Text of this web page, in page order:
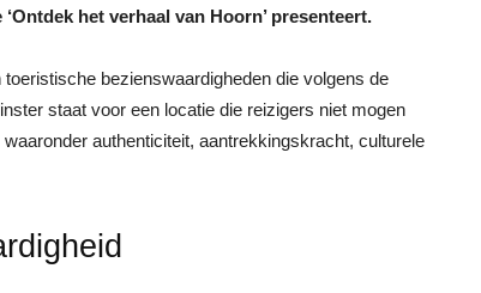
het verhaal van Hoorn’ presenteert.
bezienswaardigheden die volgens de
staat voor een locatie die reizigers niet mogen
authenticiteit, aantrekkingskracht, culturele